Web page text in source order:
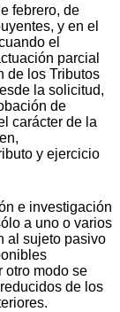
febrero, de
y en el
el
parcial
de los Tributos
la solicitud,
de
carácter de la
y ejercicio
e investigación
a uno o varios
al sujeto pasivo
otro modo se
de los